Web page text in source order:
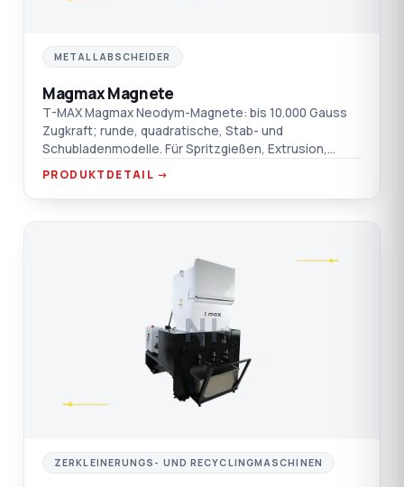
METALLABSCHEIDER
Magmax Magnete
T-MAX Magmax Neodym-Magnete: bis 10.000 Gauss
Zugkraft; runde, quadratische, Stab- und
Schubladenmodelle. Für Spritzgießen, Extrusion,
Blasformen und Folie.
PRODUKTDETAIL →
NI
ZERKLEINERUNGS- UND RECYCLINGMASCHINEN